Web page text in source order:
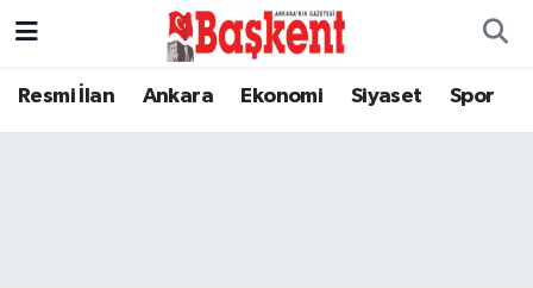
Resmi İlan Ankara Ekonomi Siyaset Spor